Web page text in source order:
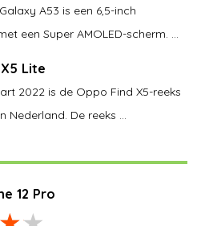
A53 is een 6,5-inch
een Super AMOLED-scherm. ...
Lite
2022 is de Oppo Find X5-reeks
Nederland. De reeks ...
12 Pro